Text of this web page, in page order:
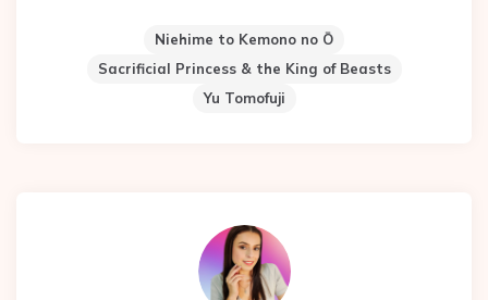
Niehime to Kemono no Ō
Sacrificial Princess & the King of Beasts
Yu Tomofuji